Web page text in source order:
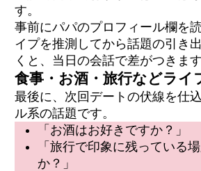
す。
事前にパパのプロフィール欄を
イプを推測してから話題の引き
くと、当日の会話で差がつきます
食事・お酒・旅行などライ
最後に、次回デートの伏線を仕
ル系の話題です。
「お酒はお好きですか？」
「旅行で印象に残っている
か？」